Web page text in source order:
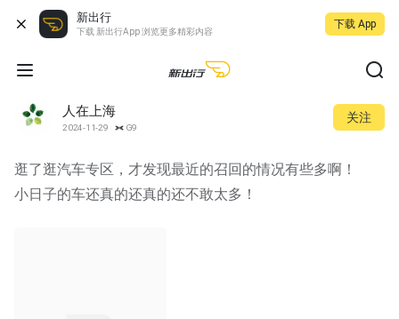
新出行
下载 新出行App 浏览更多精彩内容
下载 App
人在上海
2024-11-29 G9
关注
逛了逛汽车专区，才发现最近的召回的情况有些多啊！
小日子的车还真的还真的还不敢太多！